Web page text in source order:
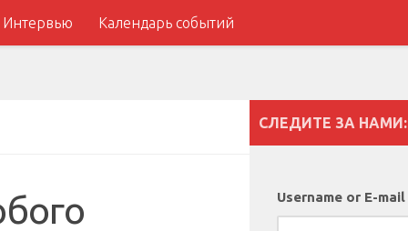
Интервью Календарь событий
СЛЕДИТЕ ЗА НАМИ:
Username or E-mail